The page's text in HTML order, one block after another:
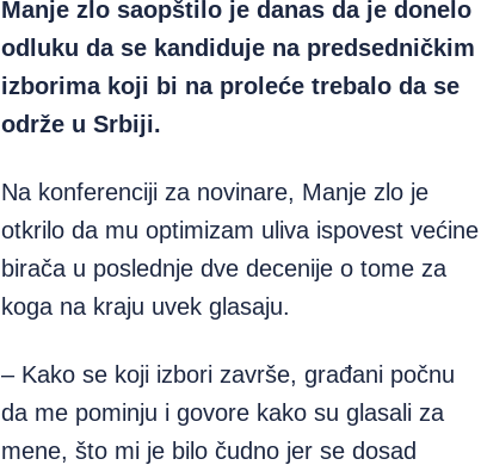
Manje zlo saopštilo je danas da je donelo
odluku da se kandiduje na predsedničkim
izborima koji bi na proleće trebalo da se
održe u Srbiji.
Na konferenciji za novinare, Manje zlo je
otkrilo da mu optimizam uliva ispovest većine
birača u poslednje dve decenije o tome za
koga na kraju uvek glasaju.
– Kako se koji izbori završe, građani počnu
da me pominju i govore kako su glasali za
mene, što mi je bilo čudno jer se dosad